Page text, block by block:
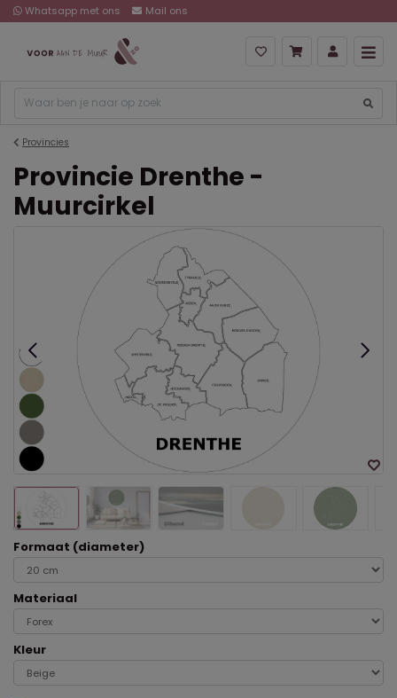
Whatsapp met ons Mail ons
Provincies
Provincie Drenthe -
Muurcirkel
Formaat (diameter)
Materiaal
Kleur